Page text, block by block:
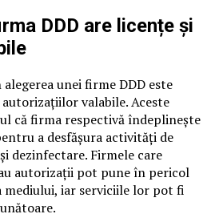
DDD are licențe și
unei firme DDD este
valabile. Aceste
că firma respectivă îndeplinește
a desfășura activități de
dezinfectare. Firmele care
autorizații pot pune în pericol
mediului, iar serviciile lor pot fi